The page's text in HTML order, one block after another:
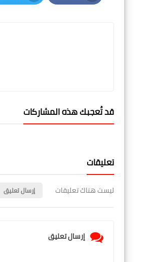
Facebook
Twitter
قد تُعجبك هذه المشاركات
تعليقات
ليست هناك تعليقات إرسال تعليق
إرسال تعليق